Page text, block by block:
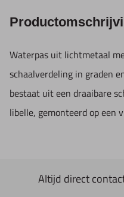
Waterpas uit lichtmetaal
schaalverdeling in graden
bestaat uit een draaibare
libelle, gemonteerd op een
Altijd direct